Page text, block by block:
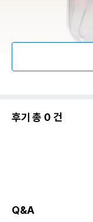
후기 총 0 건
Q&A